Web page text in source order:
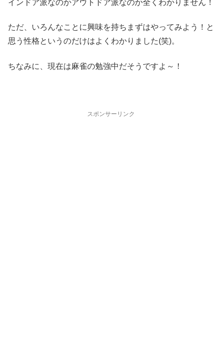
インドア派なのかアウトドア派なのか全くわかりません！
ただ、いろんなことに興味を持ちまずはやってみよう！と
思う性格というのだけはよくわかりました(笑)。
ちなみに、現在は麻雀の勉強中だそうですよ～！
スポンサーリンク